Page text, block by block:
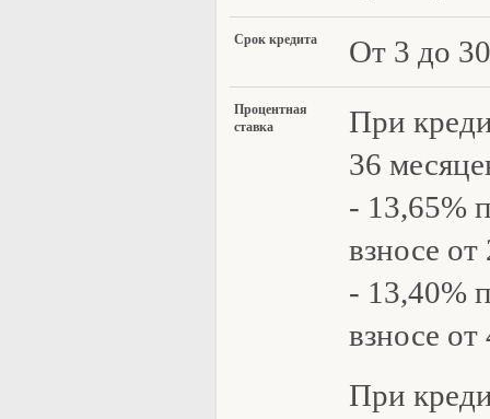
Срок кредита От 3 до
Процентная
ставка
При
36
- 13,65%
взносе
- 13,40%
взносе
При